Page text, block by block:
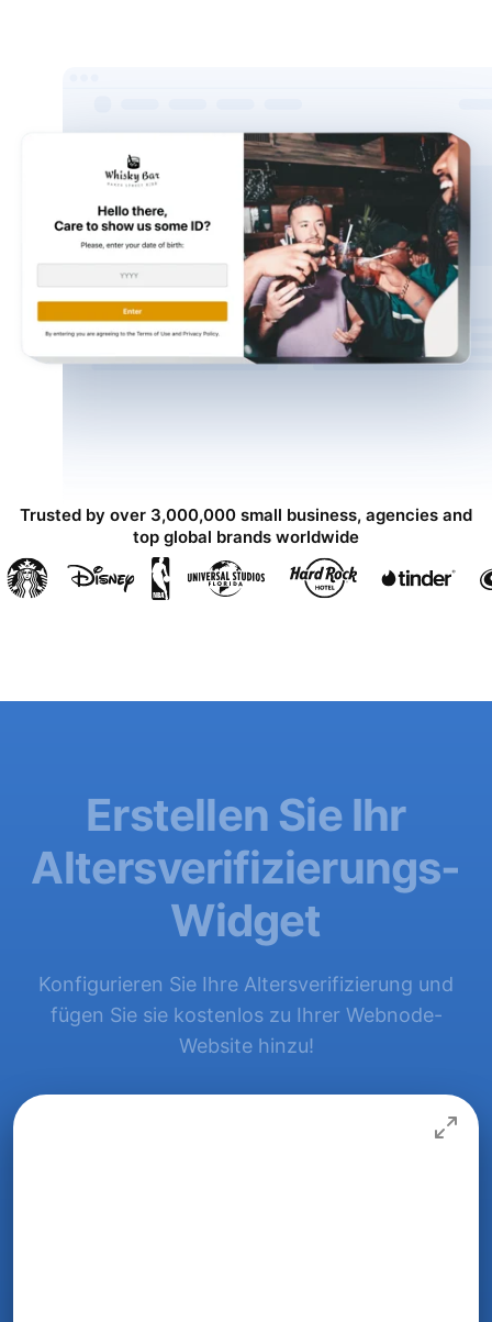
Trusted by over 3,000,000 small business, agencies and
top global brands worldwide
Erstellen Sie Ihr
Altersverifizierungs-
Widget
Konfigurieren Sie Ihre Altersverifizierung und
fügen Sie sie kostenlos zu Ihrer Webnode-
Website hinzu!